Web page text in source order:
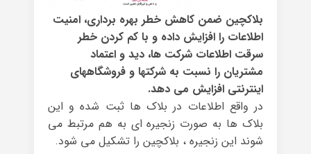
بلاکچین ضمن کاهش خطر بهره برداری، امنیت
اطلاعات را افزایش داده و با کم کردن خطر
سرقت اطلاعات شرکت ها، دید و اعتماد
مشتریان را نسبت به شرکتها و فروشگاههای
اینترنتی افزایش می دهد.
در واقع اطلاعات در بلاک ها ثبت شده و این
بلاک ها به صورت زنجیره ای به هم مرتبط می
شوند این زنجیره ، بلاکچین را تشکیل می شود.